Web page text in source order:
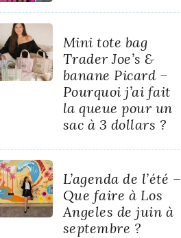
Mini tote bag
Trader Joe’s &
banane Picard –
Pourquoi j’ai fait
la queue pour un
sac à 3 dollars ?
L’agenda de l’été –
Que faire à Los
Angeles de juin à
septembre ?